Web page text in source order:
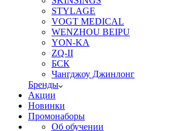
STYLAGE
VOGT MEDICAL
WENZHOU BEIPU
YON-KA
ZQ-II
БСК
Чангджоу Джинлонг
Бренды
Акции
Новинки
Промонаборы
Об обучении